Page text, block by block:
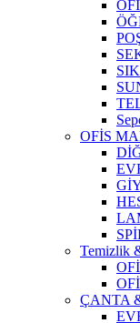
OFİS
Temizlik
ÇANTA